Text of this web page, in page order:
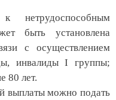
быть установлена
с осуществлением
инвалиды I группы;
80 лет.
выплаты можно подать